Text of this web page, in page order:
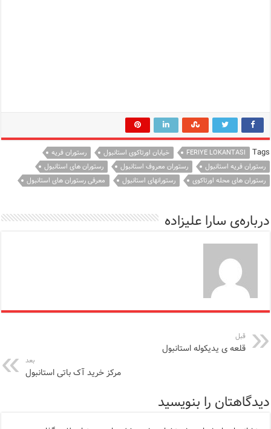
Tags
FERIYE LOKANTASI خیابان اورتاکوی استانبول
رستوران فریه
رستوران فریه استانبول
رستوران معروف استانبول
رستوران های استانبول
رستوران های محله اورتاکوی
رستورانهای استانبول معرفی رستوران های استانبول
درباره‌ی سارا علیزاده
قبل
قلعه ی یدیکوله استانبول
بعد
مرکز خرید آک باتی ‎استانبول
دیدگاهتان را بنویسید